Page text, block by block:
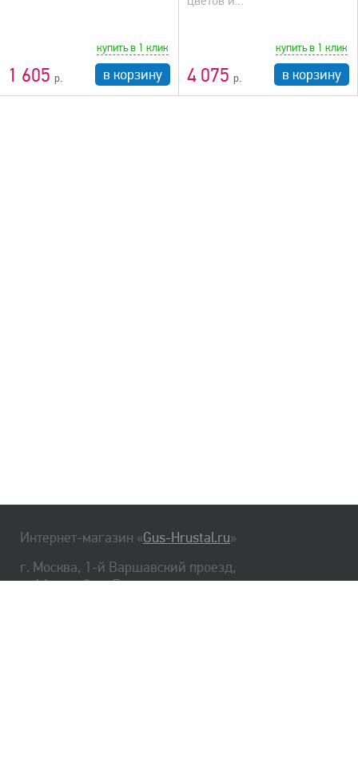
1 605
купить в 1 клик
в корзину 4 075
купить в 1 клик
в корзину
Интернет-магазин «Gus-Hrustal.ru»
г. Москва, 1-й Варшавский проезд,
д. 1А, стр. 3, м. Варшавская